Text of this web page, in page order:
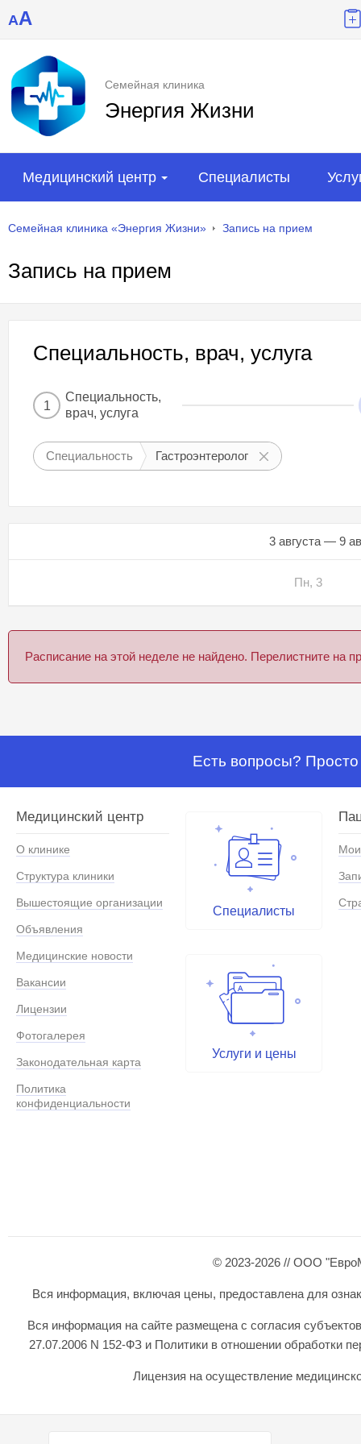
AA
Семейная клиника
Энергия Жизни
Медицинский центр Специалисты
Семейная клиника «Энергия Жизни» Запись на прием
Запись на прием
Специальность, врач, услуга
1
Специальность,
врач, услуга
Специальность Гастроэнтеролог
3 августа — 9
Пн, 3
Расписание на этой неделе не найдено. Перелистните
Есть вопросы?
Медицинский центр
О клинике
Структура клиники
Вышестоящие организации
Объявления
Медицинские новости
Вакансии
Лицензии
Фотогалерея
Законодательная карта
Политика
конфиденциальности
Специалисты
Услуги и цены
© 2023-2026 // ООО
Вся информация, включая цены, предоставлена для
Вся информация на сайте размещена с согласия
27.07.2006 N 152-ФЗ и Политики в отношении обработки
Лицензия на осуществление